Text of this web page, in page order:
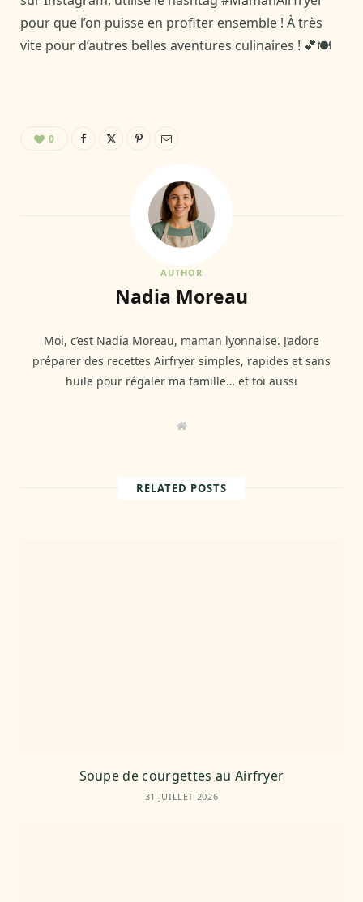
pour que l’on puisse en profiter ensemble ! À très
vite pour d’autres belles aventures culinaires ! 💕🍽️
0
AUTHOR
Nadia Moreau
Moi, c’est Nadia Moreau, maman lyonnaise. J’adore
préparer des recettes Airfryer simples, rapides et sans
huile pour régaler ma famille… et toi aussi
W
RELATED POSTS
Soupe de courgettes au Airfryer
31 JUILLET 2026